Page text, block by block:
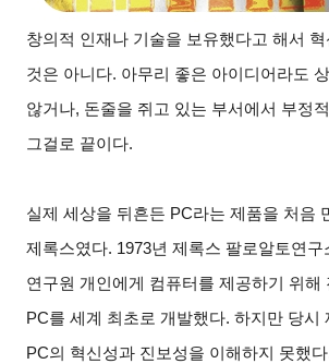
창의적 인재나 기술을 보유했다고 해서
것은 아니다. 아무리 좋은 아이디어라도
않거나, 돈줄을 쥐고 있는 부서에서 부정
그걸로 끝이다.
실제 세상을 뒤흔든 PC라는 제품을 처음
제록스였다. 1973년 제록스 팔로알토연구
연구원 개인에게 컴퓨터를 제공하기 위해
PC를 세계 최초로 개발했다. 하지만 당시
PC의 혁신성과 진보성을 이해하지 못했